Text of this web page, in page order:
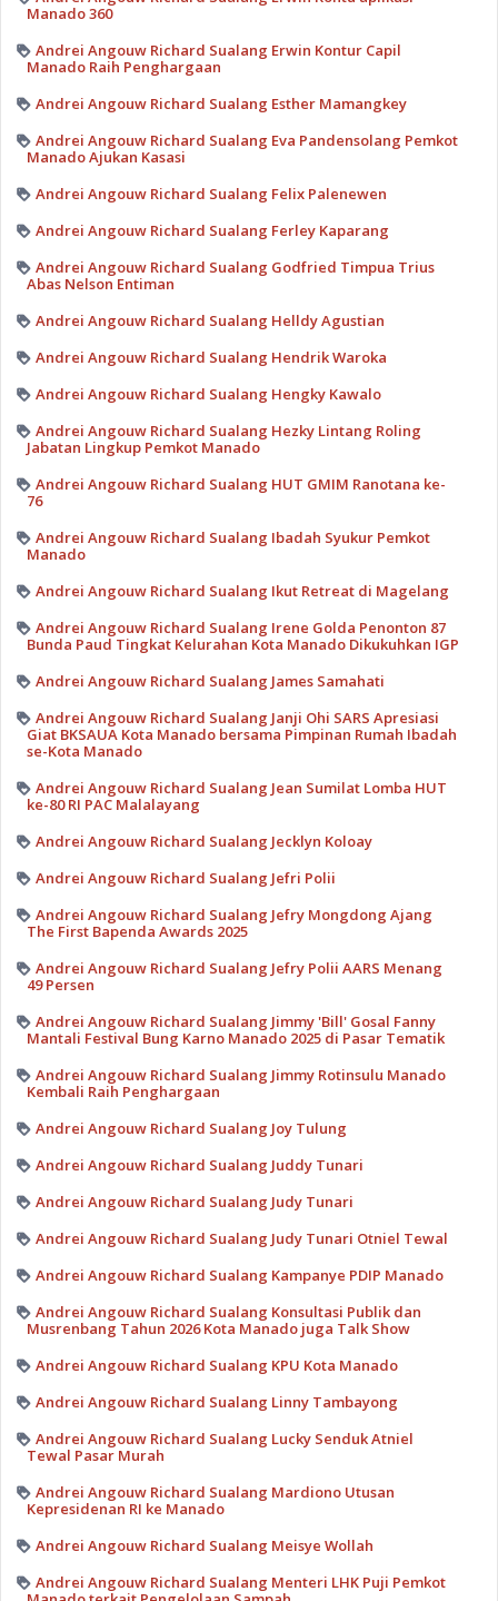
Manado 360
Andrei Angouw Richard Sualang Erwin Kontur Capil
Manado Raih Penghargaan
Andrei Angouw Richard Sualang Esther Mamangkey
Andrei Angouw Richard Sualang Eva Pandensolang Pemkot
Manado Ajukan Kasasi
Andrei Angouw Richard Sualang Felix Palenewen
Andrei Angouw Richard Sualang Ferley Kaparang
Andrei Angouw Richard Sualang Godfried Timpua Trius
Abas Nelson Entiman
Andrei Angouw Richard Sualang Helldy Agustian
Andrei Angouw Richard Sualang Hendrik Waroka
Andrei Angouw Richard Sualang Hengky Kawalo
Andrei Angouw Richard Sualang Hezky Lintang Roling
Jabatan Lingkup Pemkot Manado
Andrei Angouw Richard Sualang HUT GMIM Ranotana ke-
76
Andrei Angouw Richard Sualang Ibadah Syukur Pemkot
Manado
Andrei Angouw Richard Sualang Ikut Retreat di Magelang
Andrei Angouw Richard Sualang Irene Golda Penonton 87
Bunda Paud Tingkat Kelurahan Kota Manado Dikukuhkan IGP
Andrei Angouw Richard Sualang James Samahati
Andrei Angouw Richard Sualang Janji Ohi SARS Apresiasi
Giat BKSAUA Kota Manado bersama Pimpinan Rumah Ibadah
se-Kota Manado
Andrei Angouw Richard Sualang Jean Sumilat Lomba HUT
ke-80 RI PAC Malalayang
Andrei Angouw Richard Sualang Jecklyn Koloay
Andrei Angouw Richard Sualang Jefri Polii
Andrei Angouw Richard Sualang Jefry Mongdong Ajang
The First Bapenda Awards 2025
Andrei Angouw Richard Sualang Jefry Polii AARS Menang
49 Persen
Andrei Angouw Richard Sualang Jimmy 'Bill' Gosal Fanny
Mantali Festival Bung Karno Manado 2025 di Pasar Tematik
Andrei Angouw Richard Sualang Jimmy Rotinsulu Manado
Kembali Raih Penghargaan
Andrei Angouw Richard Sualang Joy Tulung
Andrei Angouw Richard Sualang Juddy Tunari
Andrei Angouw Richard Sualang Judy Tunari
Andrei Angouw Richard Sualang Judy Tunari Otniel Tewal
Andrei Angouw Richard Sualang Kampanye PDIP Manado
Andrei Angouw Richard Sualang Konsultasi Publik dan
Musrenbang Tahun 2026 Kota Manado juga Talk Show
Andrei Angouw Richard Sualang KPU Kota Manado
Andrei Angouw Richard Sualang Linny Tambayong
Andrei Angouw Richard Sualang Lucky Senduk Atniel
Tewal Pasar Murah
Andrei Angouw Richard Sualang Mardiono Utusan
Kepresidenan RI ke Manado
Andrei Angouw Richard Sualang Meisye Wollah
Andrei Angouw Richard Sualang Menteri LHK Puji Pemkot